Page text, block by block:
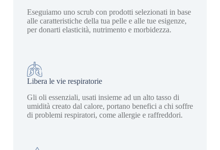
Eseguiamo uno scrub con prodotti selezionati in base
alle caratteristiche della tua pelle e alle tue esigenze,
per donarti elasticità, nutrimento e morbidezza.
Libera le vie respiratorie
Gli oli essenziali, usati insieme ad un alto tasso di
umidità creato dal calore, portano benefici a chi soffre
di problemi respiratori, come allergie e raffreddori.